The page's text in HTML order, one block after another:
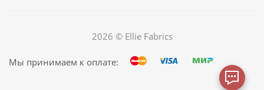
2026 © Ellie Fabrics
Мы принимаем к оплате: